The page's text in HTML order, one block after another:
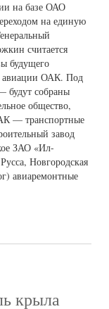
на базе ОАО
на единую
считается
будущего
авиации ОАК. Под
собраны
общество,
— транспортные
завод
ЗАО «Ил-
Новгородская
авиаремонтные
крыла